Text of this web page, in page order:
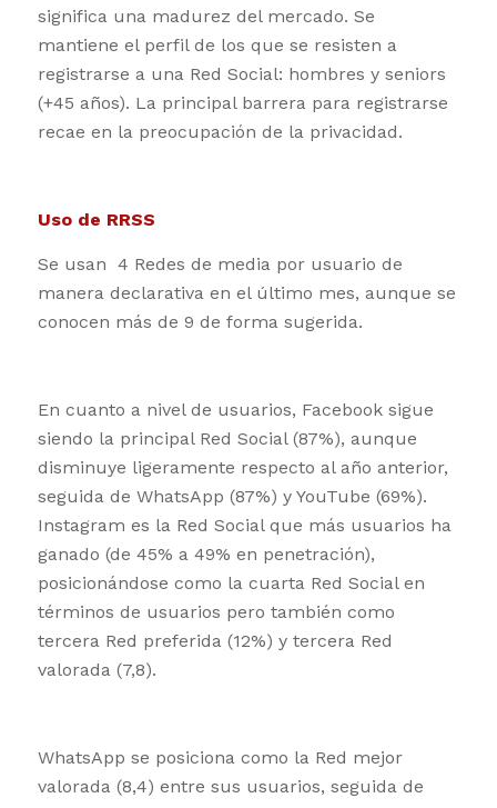
significa una madurez del mercado. Se
mantiene el perfil de los que se resisten a
registrarse a una Red Social: hombres y seniors
(+45 años). La principal barrera para registrarse
recae en la preocupación de la privacidad.
Uso de RRSS
Se usan 4 Redes de media por usuario de
manera declarativa en el último mes, aunque se
conocen más de 9 de forma sugerida.
En cuanto a nivel de usuarios, Facebook sigue
siendo la principal Red Social (87%), aunque
disminuye ligeramente respecto al año anterior,
seguida de WhatsApp (87%) y YouTube (69%).
Instagram es la Red Social que más usuarios ha
ganado (de 45% a 49% en penetración),
posicionándose como la cuarta Red Social en
términos de usuarios pero también como
tercera Red preferida (12%) y tercera Red
valorada (7,8).
WhatsApp se posiciona como la Red mejor
valorada (8,4) entre sus usuarios, seguida de